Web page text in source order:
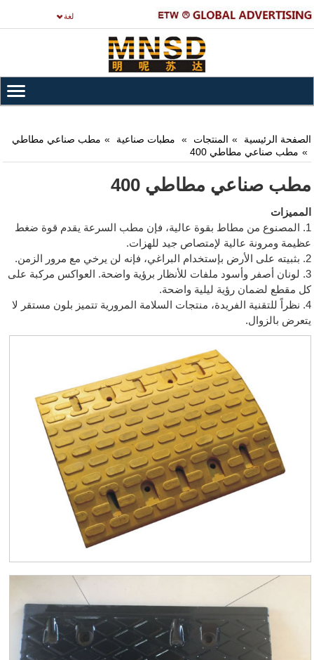
لغة
الصفحة الرئيسية المنتجات مطبات صناعية
مطب صناعي مطاطي
مطب صناعي مطاطي 400
مطب صناعي مطاطي 400
المميزات
1. المصنوع من مطاط بقوة عالية، فإن مطب السرعة يقدم قوة ضغط
عظيمة ومرونة عالية لإمتصاص جيد للهزات.
2. بثبيته على الأرض بإستخدام البراغي، فإنه لن يرخي مع مرور الزمن.
3. لونان أصفر وأسود ملفات للأنظار برؤية واضحة. العواكس مركبة على
كل مقطع لضمان رؤية ليلية واضحة.
4. نظراً للتقنية الفريدة، منتجات السلامة المرورية تتميز بلون مستقر لا
يتعرض بالزوال.